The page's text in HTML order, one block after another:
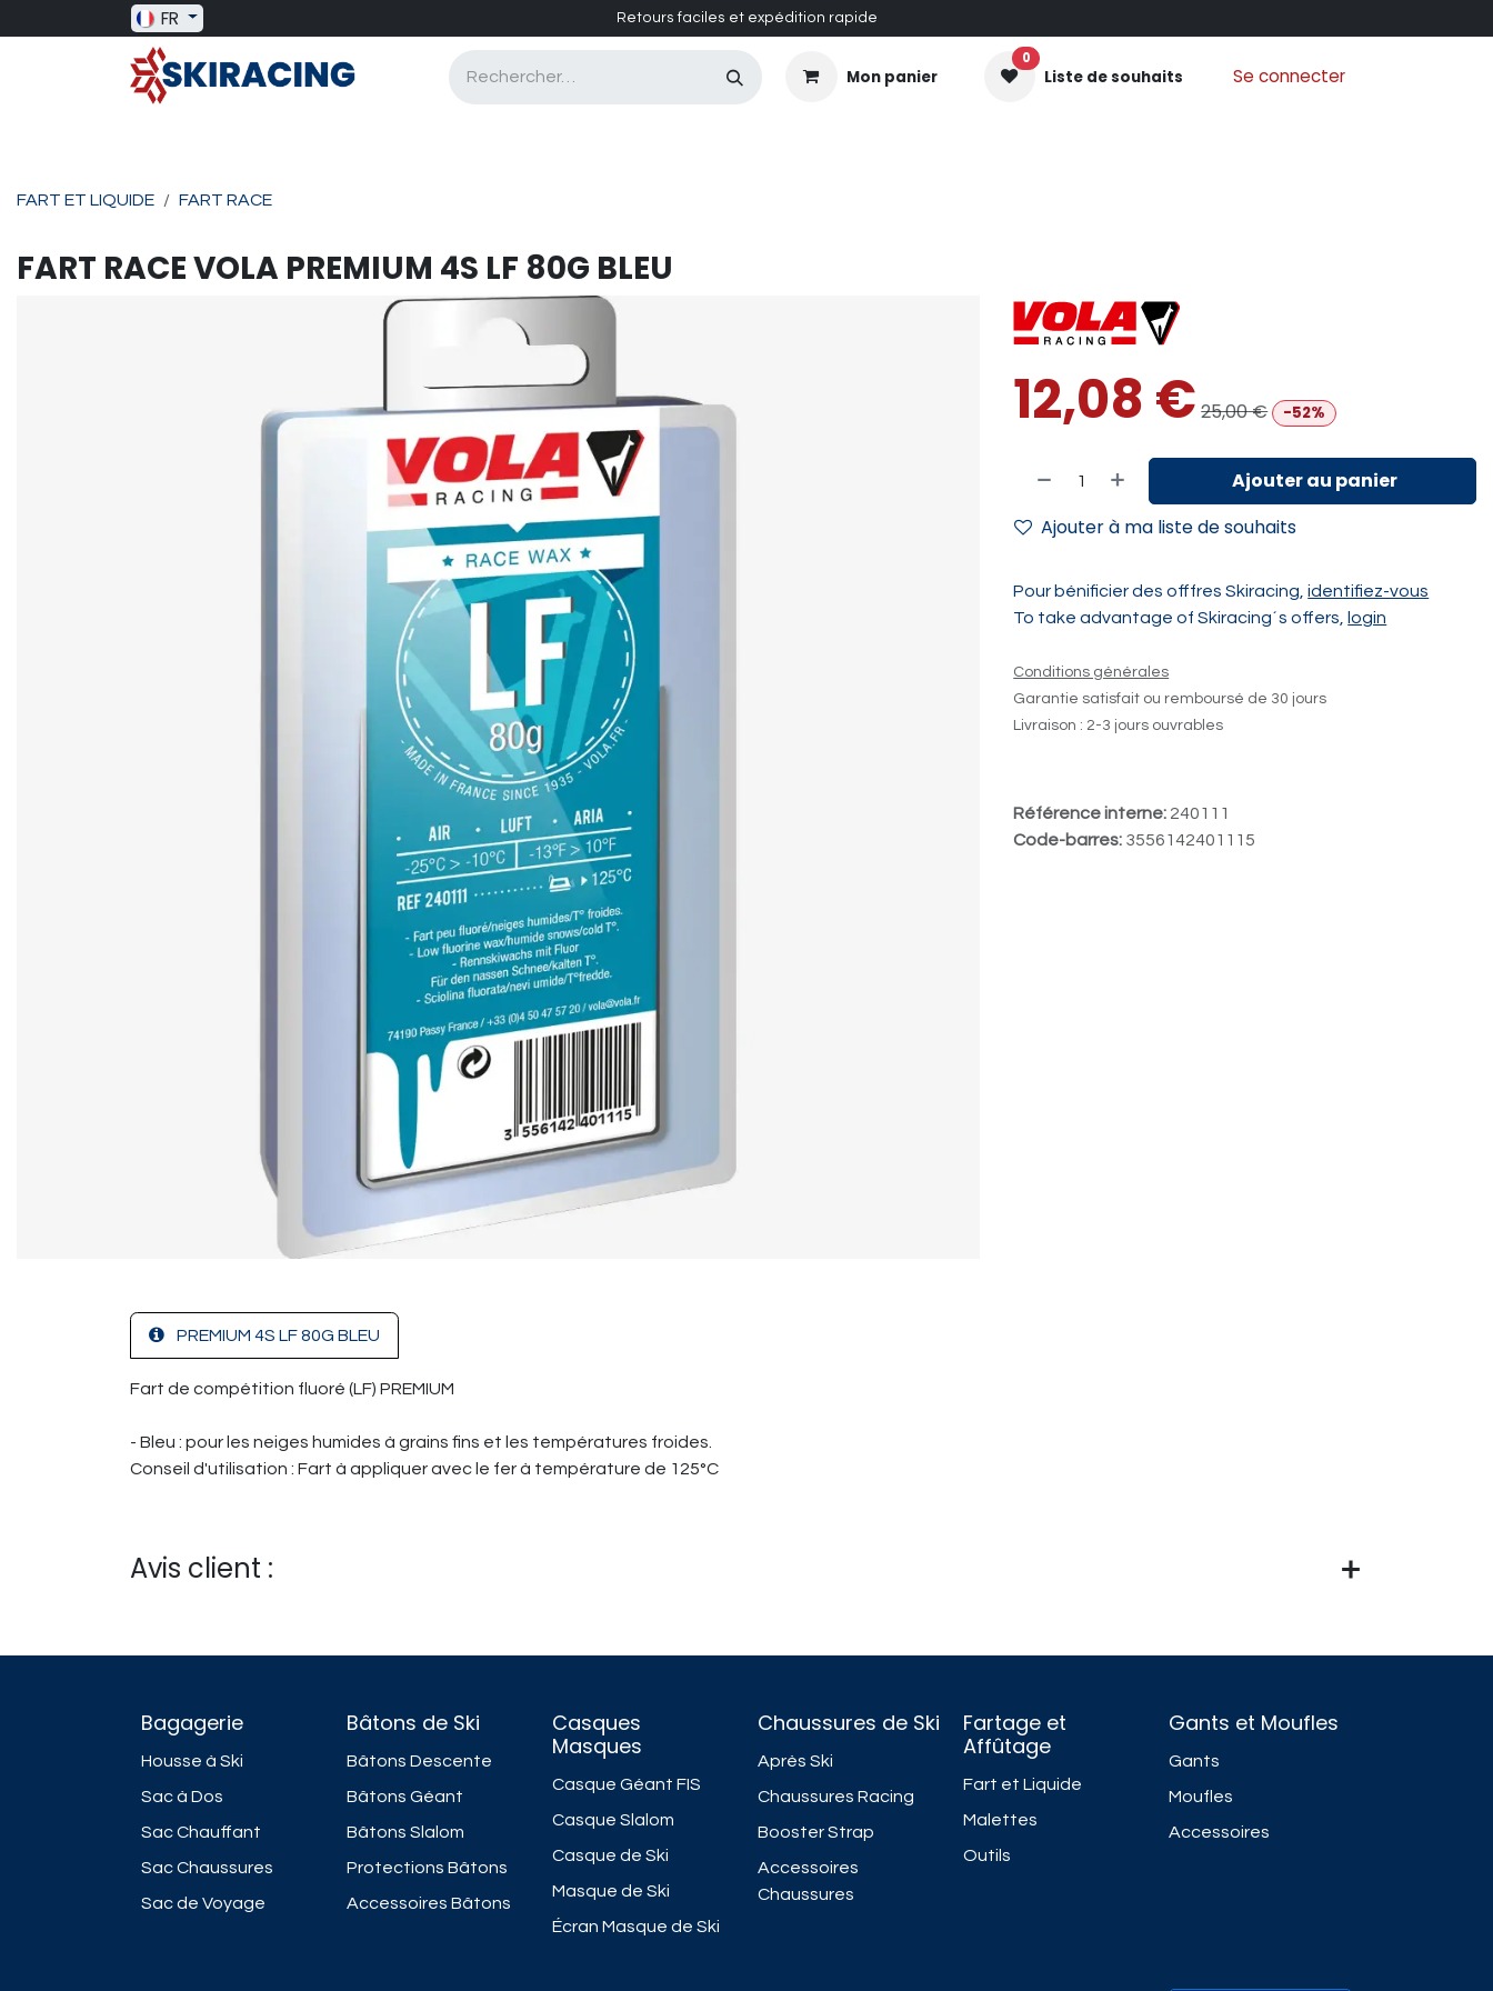
Se rendre au contenu
FR Retours faciles et expédition rapide
Mon panier
0
Liste de souhaits Se connecter
FART ET LIQUIDE FART RACE
FART RACEVOLA PREMIUM 4S LF 80G BLEU
12,08 € 25,00€ -52%
Ajouter au panier
Ajouter à ma liste de souhaits
Pour bénificier des offfres Skiracing,identifiez-vous
To take advantage of Skiracing´s offers, login
Conditions générales
Garantie satisfait ou remboursé de 30 jours
Livraison : 2-3 jours ouvrables
Référence interne: 240111
Code-barres: 3556142401115
PREMIUM 4S LF 80G BLEU
Fart de compétition fluoré (LF) PREMIUM
- Bleu : pour les neiges humides à grains fins et les températures froides.
Conseil d'utilisation : Fart à appliquer avec le fer à température de 125°C
Avis client :
Bagagerie
Housse à Ski
Sac à Dos
Sac Chauffant
Sac Chaussures
Sac de Voyage
Bâtons de Ski
Bâtons Descente
Bâtons Géant
Bâtons Slalom
Protections Bâtons
Accessoires Bâtons
Casques
Masques
Casque Géant FIS
Casque Slalom
Casque de Ski
Masque de Ski
Écran Masque de Ski
Chaussures de Ski
Après Ski
Chaussures Racing
Booster Strap
Accessoires
Chaussures
Fartage et
Affûtage
Fart et Liquide
Malettes
Outils
Gants et Moufles
Gants
Moufles
Accessoires